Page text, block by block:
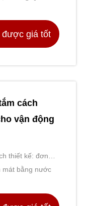
được giá tốt
cách
vận động
thiết kế: đơn
đạimát bằng nước